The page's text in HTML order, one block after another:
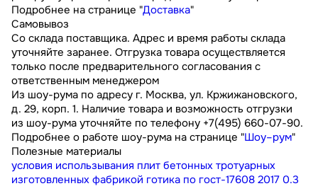
Подробнее на странице "Доставка"
Самовывоз
Со склада поставщика. Адрес и время работы склада
уточняйте заранее. Отгрузка товара осуществляется
только после предварительного согласования с
ответственным менеджером
Из шоу-рума по адресу г. Москва, ул. Кржижановского,
д. 29, корп. 1. Наличие товара и возможность отгрузки
из шоу-рума уточняйте по телефону +7(495) 660-07-90.
Подробнее о работе шоу-рума на странице "Шоу–рум"
Полезные материалы
условия использывания плит бетонных тротуарных
изготовленных фабрикой готика по гост-17608 2017 0.3